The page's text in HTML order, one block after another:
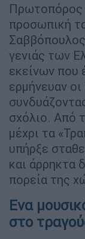
Πρωτοπόρος
προσωπική
γενιάς των
εκείνων που
ερμήνευαν οι
σχόλιο. Από
μέχρι τα
υπήρξε
και άρρηκτα
πορεία της
Ενα
στο